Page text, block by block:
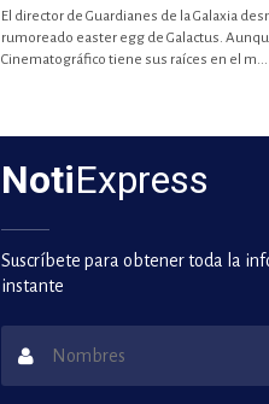
El director de Guardianes de la Galaxia
rumoreado easter egg de Galactus.
Cinematográfico tiene sus raíces en el m...
NotiExpress
Suscríbete para obtener toda la
instante